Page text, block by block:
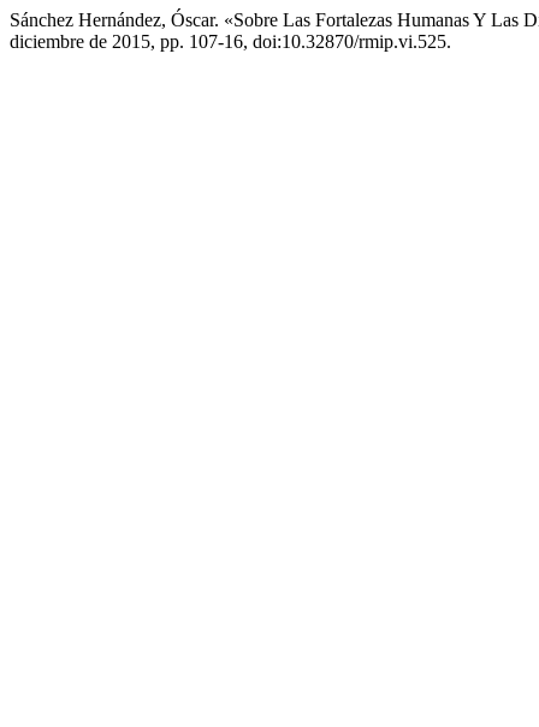
Sánchez Hernández, Óscar. «Sobre Las Fortalezas Humanas Y Las
diciembre de 2015, pp. 107-16, doi:10.32870/rmip.vi.525.